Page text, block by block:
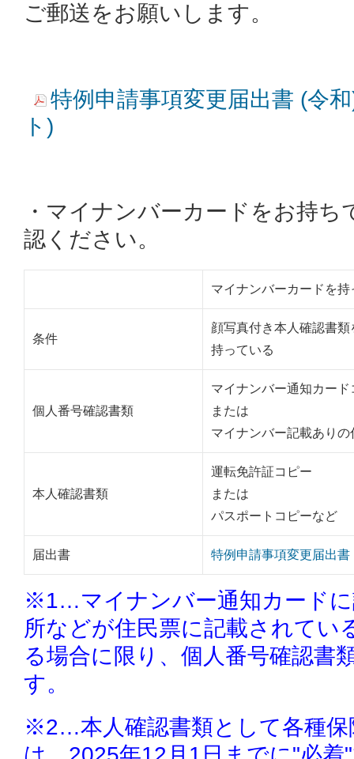
ご郵送をお願いします。
特例申請事項変更届出書 (令
ト)
・マイナンバーカードをお持ち
認ください。
マイナンバーカードを持
条件
顔写真付き本人確認書類
持っている
個人番号確認書類
マイナンバー通知カード
または
マイナンバー記載あり
本人確認書類
運転免許証コピー
または
パスポートコピーなど
届出書 特例申請事項変更届出書
※1…マイナンバー通知カードに
所などが住民票に記載されてい
る場合に限り、個人番号確認書
す。
※2…本人確認書類として各種保